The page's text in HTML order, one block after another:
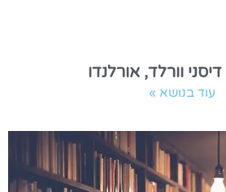
וורלד, אורלנדו
עוד בנושא »